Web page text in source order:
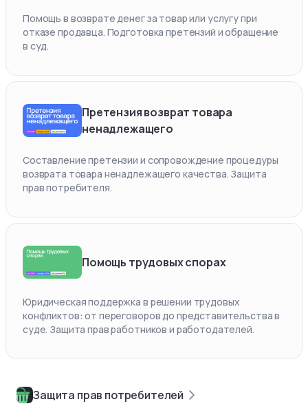
Помощь в возврате денег за товар или услугу при
отказе продавца. Подготовка претензий и обращение
в суд.
Претензия возврат товара
ненадлежащего
Составление претензии и сопровождение процедуры
возврата товара ненадлежащего качества. Защита
прав потребителя.
Помощь трудовых спорах
Юридическая поддержка в решении трудовых
конфликтов: от переговоров до представительства в
суде. Защита прав работников и работодателей.
Защита прав потребителей